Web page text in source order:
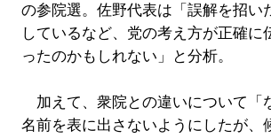
の参院選。佐野代表は「誤解を招い
しているなど、党の考え方が正確に
ったのかもしれない」と分析。
加えて、衆院との違いについて「
名前を表に出さないようにしたが、